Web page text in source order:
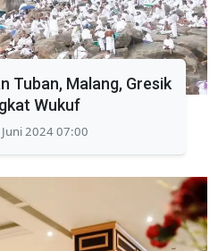
Tuban, Malang, Gresik
Wukuf
2024 07:00